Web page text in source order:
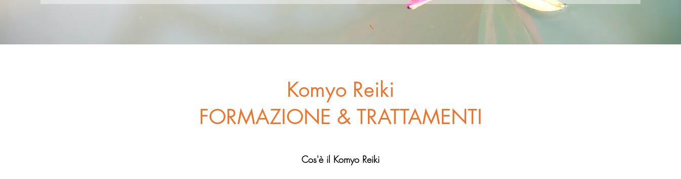
Komyo Reiki
FORMAZIONE & TRATTAMENTI
Cos'è il Komyo Reiki